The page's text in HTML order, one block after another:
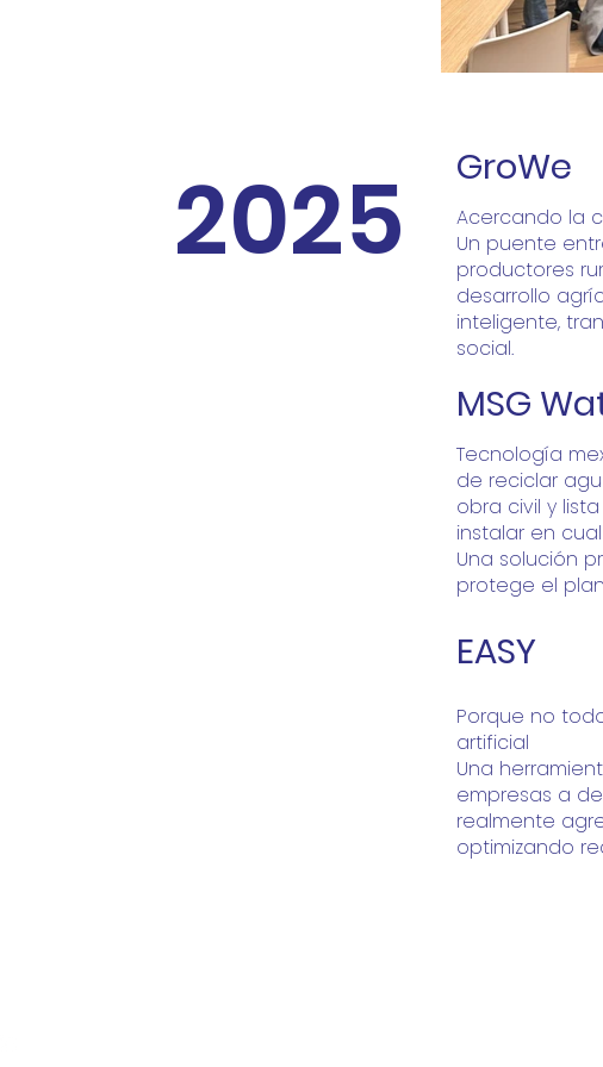
2025 GroWe
Acercando la
Un puente
productores
desarrollo
inteligente,
social.
MSG
Tecnología
de reciclar
obra civil y
instalar en
Una solución
protege el
EASY
Porque no
artificial
Una
empresas a
realmente
optimizando